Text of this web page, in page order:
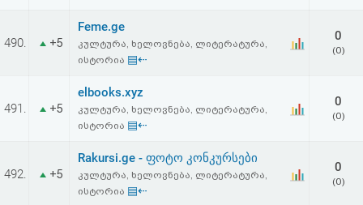
490. +5
Feme.ge
კულტურა, ხელოვნება, ლიტერატურა,
ისტორია ▤⇠
0
(0)
491. +5
elbooks.xyz
კულტურა, ხელოვნება, ლიტერატურა,
ისტორია ▤⇠
0
(0)
492. +5
Rakursi.ge - ფოტო კონკურსები
კულტურა, ხელოვნება, ლიტერატურა,
ისტორია ▤⇠
0
(0)